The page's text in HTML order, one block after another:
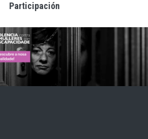
Participación